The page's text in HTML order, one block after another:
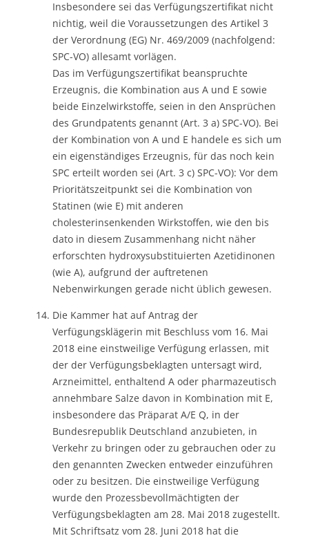
Insbesondere sei das Verfügungszertifikat nicht
nichtig, weil die Voraussetzungen des Artikel 3
der Verordnung (EG) Nr. 469/2009 (nachfolgend:
SPC-VO) allesamt vorlägen.
Das im Verfügungszertifikat beanspruchte
Erzeugnis, die Kombination aus A und E sowie
beide Einzelwirkstoffe, seien in den Ansprüchen
des Grundpatents genannt (Art. 3 a) SPC-VO). Bei
der Kombination von A und E handele es sich um
ein eigenständiges Erzeugnis, für das noch kein
SPC erteilt worden sei (Art. 3 c) SPC-VO): Vor dem
Prioritätszeitpunkt sei die Kombination von
Statinen (wie E) mit anderen
cholesterinsenkenden Wirkstoffen, wie den bis
dato in diesem Zusammenhang nicht näher
erforschten hydroxysubstituierten Azetidinonen
(wie A), aufgrund der auftretenen
Nebenwirkungen gerade nicht üblich gewesen.
Die Kammer hat auf Antrag der
Verfügungsklägerin mit Beschluss vom 16. Mai
2018 eine einstweilige Verfügung erlassen, mit
der der Verfügungsbeklagten untersagt wird,
Arzneimittel, enthaltend A oder pharmazeutisch
annehmbare Salze davon in Kombination mit E,
insbesondere das Präparat A/E Q, in der
Bundesrepublik Deutschland anzubieten, in
Verkehr zu bringen oder zu gebrauchen oder zu
den genannten Zwecken entweder einzuführen
oder zu besitzen. Die einstweilige Verfügung
wurde den Prozessbevollmächtigten der
Verfügungsbeklagten am 28. Mai 2018 zugestellt.
Mit Schriftsatz vom 28. Juni 2018 hat die